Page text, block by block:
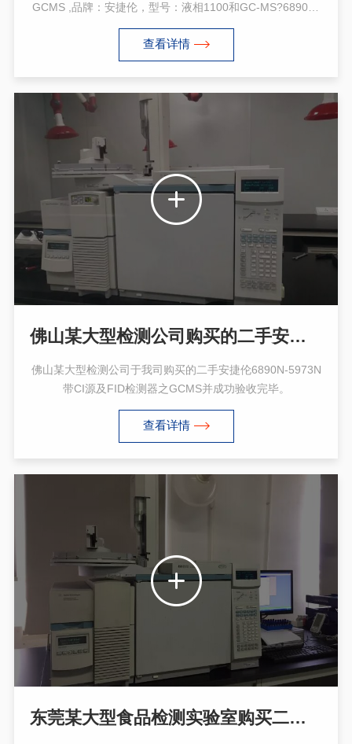
GCMS ,品牌：安捷伦，型号：液相1100和GC-MS?6890N-
5973N。
查看详情
佛山某大型检测公司购买的二手安捷伦6890N-5973N
佛山某大型检测公司于我司购买的二手安捷伦6890N-5973N
带CI源及FID检测器之GCMS并成功验收完毕。
查看详情
东莞某大型食品检测实验室购买二手安捷伦GC-MS 6890-5973N